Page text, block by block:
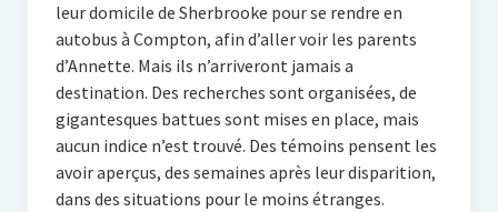
leur domicile de Sherbrooke pour se rendre en
autobus à Compton, afin d’aller voir les parents
d’Annette. Mais ils n’arriveront jamais a
destination. Des recherches sont organisées, de
gigantesques battues sont mises en place, mais
aucun indice n’est trouvé. Des témoins pensent les
avoir aperçus, des semaines après leur disparition,
dans des situations pour le moins étranges.